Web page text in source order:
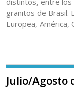
granitos de Brasil.
Europea, América,
Julio/Agosto